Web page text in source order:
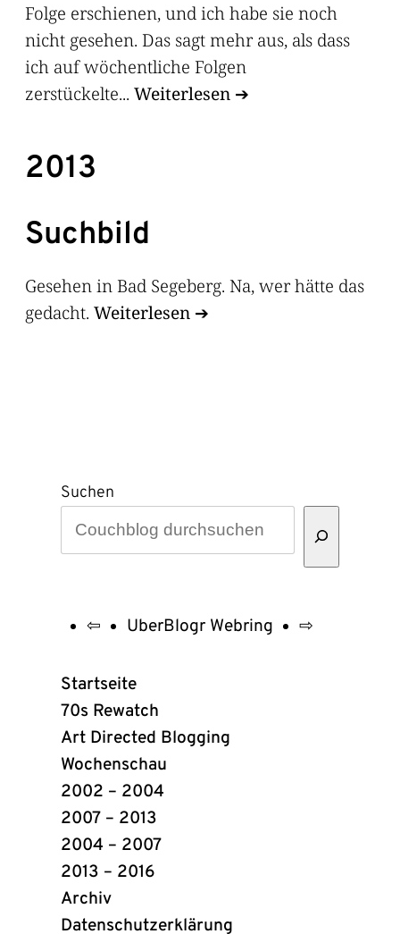
Folge erschienen, und ich habe sie noch
nicht gesehen. Das sagt mehr aus, als dass
ich auf wöchentliche Folgen
zerstückelte... Weiterlesen
2013
Suchbild
Gesehen in Bad Segeberg. Na, wer hätte das
gedacht. Weiterlesen
Suchen
UberBlogr
Webring
Links
⇦ UberBlogr Webring ⇨
Startseite
70s Rewatch
Art Directed Blogging
Wochenschau
2002 – 2004
2007 – 2013
2004 – 2007
2013 – 2016
Archiv
Datenschutzerklärung